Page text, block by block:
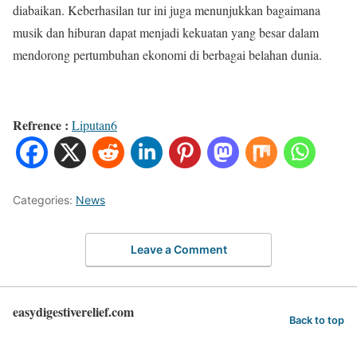
diabaikan. Keberhasilan tur ini juga menunjukkan bagaimana
musik dan hiburan dapat menjadi kekuatan yang besar dalam
mendorong pertumbuhan ekonomi di berbagai belahan dunia.
Refrence : Liputan6
Categories: News
Leave a Comment
easydigestiverelief.com Back to top